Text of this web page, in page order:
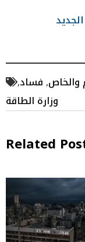
والخاص,فساد,
وزارة الطاقة
Related